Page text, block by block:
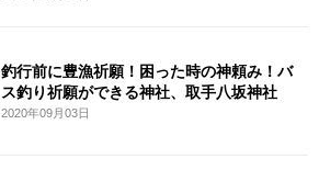
釣行前に豊漁祈願！困った時の神頼み！バ
ス釣り祈願ができる神社、取手八坂神社
2020年09月03日